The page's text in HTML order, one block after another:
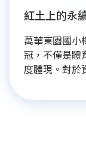
紅土上的永
萬華東園國小
冠，不僅是體
度體現。對於
培養逆境韌性